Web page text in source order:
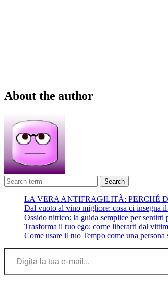
About the author
Search
LA VERA ANTIFRAGILITÀ: PERCHÉ
Dal vuoto al vino migliore: cosa ci insegna
Ossido nitrico: la guida semplice per sentirti
Trasforma il tuo ego: come liberarti dal
Come usare il tuo Tempo come una
Digita la tua e-mail...